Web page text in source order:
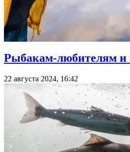
Рыбакам-любителям и
22 августа 2024, 16:42